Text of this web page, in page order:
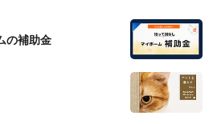
の補助金